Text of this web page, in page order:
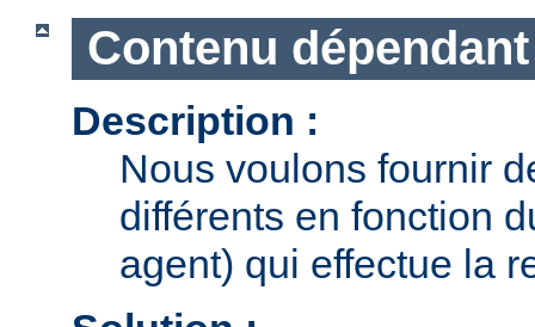
Contenu
Description :
Nous voulons fournir
différents en fonction
agent) qui effectue la